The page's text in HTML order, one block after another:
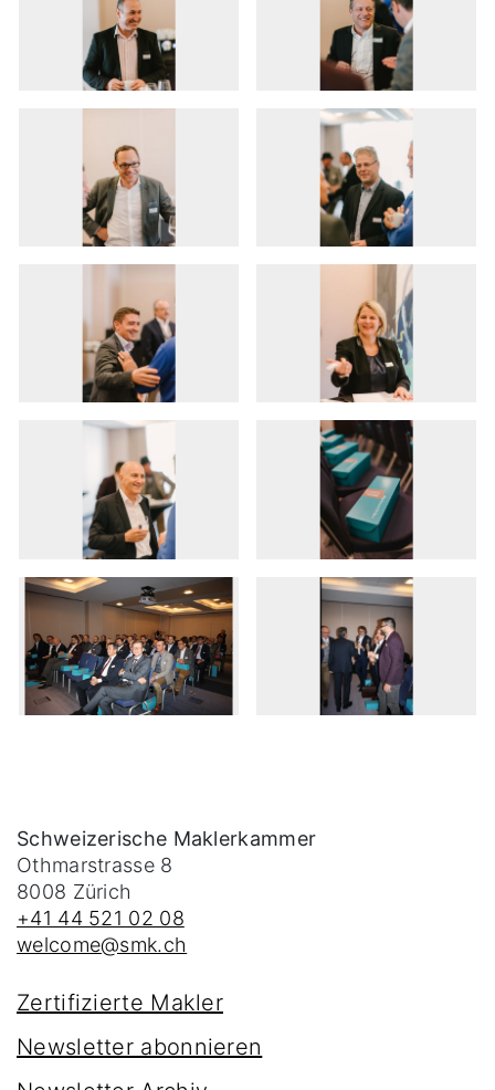
Schweizerische Maklerkammer
Othmarstrasse 8
8008 Zürich
+41 44 521 02 08
welcome@smk.ch
Zertifizierte Makler
Newsletter abonnieren